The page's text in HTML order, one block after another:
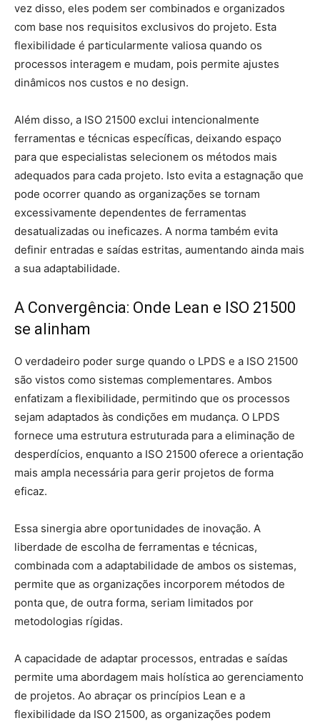
vez disso, eles podem ser combinados e organizados
com base nos requisitos exclusivos do projeto. Esta
flexibilidade é particularmente valiosa quando os
processos interagem e mudam, pois permite ajustes
dinâmicos nos custos e no design.
Além disso, a ISO 21500 exclui intencionalmente
ferramentas e técnicas específicas, deixando espaço
para que especialistas selecionem os métodos mais
adequados para cada projeto. Isto evita a estagnação que
pode ocorrer quando as organizações se tornam
excessivamente dependentes de ferramentas
desatualizadas ou ineficazes. A norma também evita
definir entradas e saídas estritas, aumentando ainda mais
a sua adaptabilidade.
A Convergência: Onde Lean e ISO 21500
se alinham
O verdadeiro poder surge quando o LPDS e a ISO 21500
são vistos como sistemas complementares. Ambos
enfatizam a flexibilidade, permitindo que os processos
sejam adaptados às condições em mudança. O LPDS
fornece uma estrutura estruturada para a eliminação de
desperdícios, enquanto a ISO 21500 oferece a orientação
mais ampla necessária para gerir projetos de forma
eficaz.
Essa sinergia abre oportunidades de inovação. A
liberdade de escolha de ferramentas e técnicas,
combinada com a adaptabilidade de ambos os sistemas,
permite que as organizações incorporem métodos de
ponta que, de outra forma, seriam limitados por
metodologias rígidas.
A capacidade de adaptar processos, entradas e saídas
permite uma abordagem mais holística ao gerenciamento
de projetos. Ao abraçar os princípios Lean e a
flexibilidade da ISO 21500, as organizações podem